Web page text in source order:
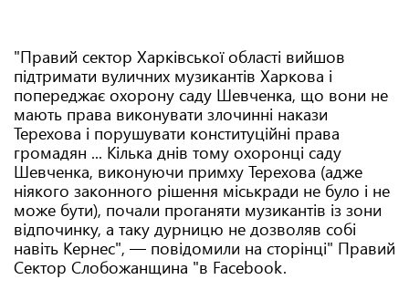
"Правий сектор Харківської області вийшов
підтримати вуличних музикантів Харкова і
попереджає охорону саду Шевченка, що вони не
мають права виконувати злочинні накази
Терехова і порушувати конституційні права
громадян ... Кілька днів тому охоронці саду
Шевченка, виконуючи примху Терехова (адже
ніякого законного рішення міськради не було і не
може бути), почали проганяти музикантів із зони
відпочинку, а таку дурницю не дозволяв собі
навіть Кернес", — повідомили на сторінці" Правий
Сектор Слобожанщина "в Facebook.